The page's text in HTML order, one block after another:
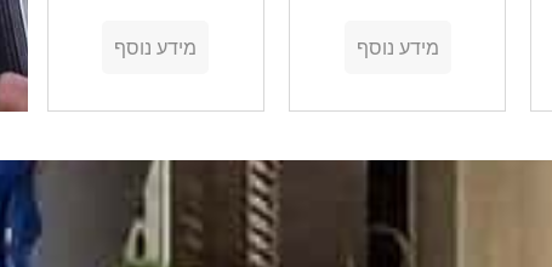
מידע נוסף מידע נוסף